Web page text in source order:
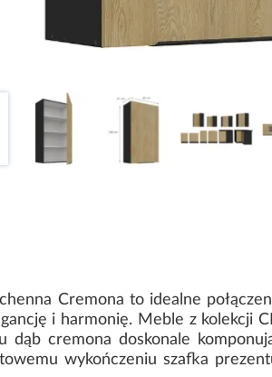
Cremona to idealne
i harmonię. Meble z kolekcji
dąb cremona doskonale
wykończeniu szafka